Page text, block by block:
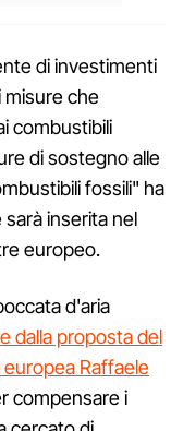
di investimenti
misure che
combustibili
di sostegno alle
fossili" ha
inserita nel
europeo.
d'aria
dalla proposta del
Raffaele
compensare i